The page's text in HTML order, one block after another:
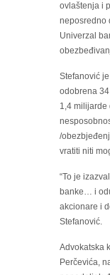
ovlaštenja i
neposredno
Univerzal
Stefanović
odobrena
1,4 milijarde
/
vratiti niti
“To je
banke… i
akcionare i
Stefanović.
Advokatska
Perčevića,